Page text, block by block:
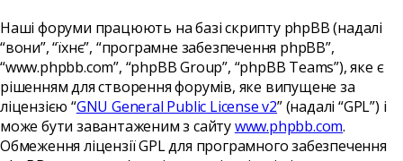
Наші форуми працюють на базі скрипту phpBB (надалі
“вони”, “їхнє”, “програмне забезпечення phpBB”,
“www.phpbb.com”, “phpBB Group”, “phpBB Teams”), яке є
рішенням для створення форумів, яке випущене за
ліцензією “GNU General Public License v2” (надалі “GPL”) і
може бути завантаженим з сайтуwww.phpbb.com.
Обмеження ліцензії GPL для програмного забезпечення